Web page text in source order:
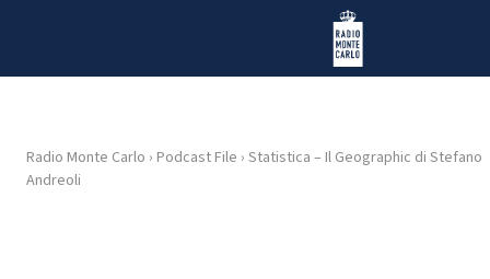
Radio Monte Carlo
HOME
Radio Monte Carlo › Podcast File › Statistica – Il Geographic di Stefano
Andreoli